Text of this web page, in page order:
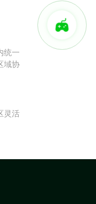
统一
域协
灵活